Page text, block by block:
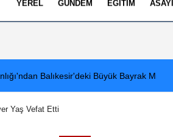
YEREL GÜNDEM EĞITIM
Balıkesir'deki Büyük Bayrak Mitingi
Yaş Vefat Etti